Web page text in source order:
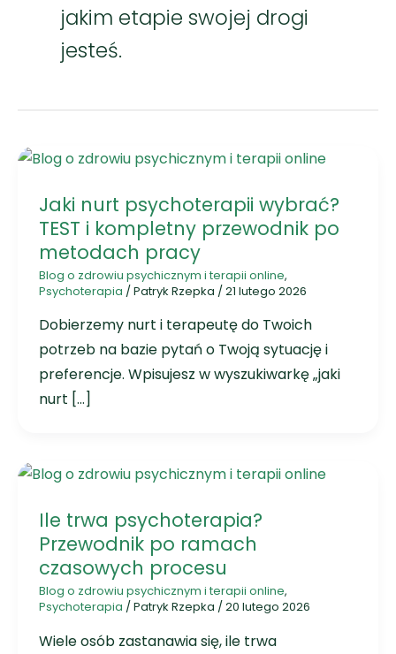
jakim etapie swojej drogi
jesteś.
Jaki nurt psychoterapii wybrać?
TEST i kompletny przewodnik po
metodach pracy
Blog o zdrowiu psychicznym i terapii online,
Psychoterapia /Patryk Rzepka /21 lutego 2026
Dobierzemy nurt i terapeutę do Twoich
potrzeb na bazie pytań o Twoją sytuację i
preferencje. Wpisujesz w wyszukiwarkę „jaki
nurt […]
Ile trwa psychoterapia?
Przewodnik po ramach
czasowych procesu
Blog o zdrowiu psychicznym i terapii online,
Psychoterapia / Patryk Rzepka / 20 lutego 2026
Wiele osób zastanawia się, ile trwa